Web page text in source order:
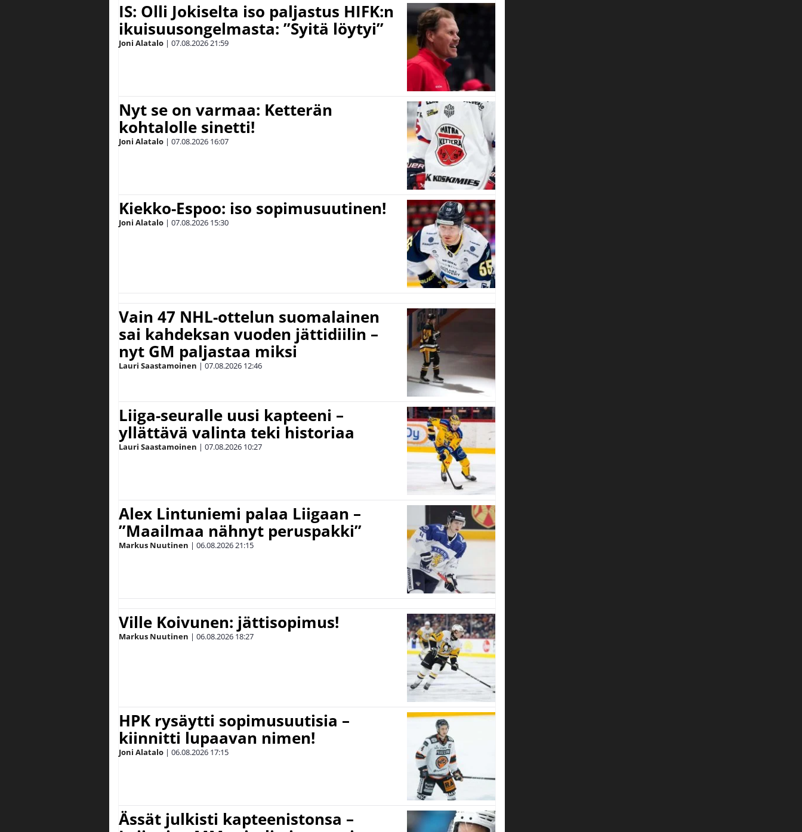
IS: Olli Jokiselta iso paljastus HIFK:n
ikuisuusongelmasta: ”Syitä löytyi”
Joni Alatalo | 07.08.202621:59
Nyt se on varmaa: Ketterän
kohtalolle sinetti!
Joni Alatalo | 07.08.2026 16:07
Kiekko-Espoo: iso sopimusuutinen!
Joni Alatalo | 07.08.2026 15:30
Vain 47 NHL-ottelun suomalainen
sai kahdeksan vuoden jättidiilin –
nyt GM paljastaa miksi
Lauri Saastamoinen | 07.08.2026 12:46
Liiga-seuralle uusi kapteeni –
yllättävä valinta teki historiaa
Lauri Saastamoinen | 07.08.2026 10:27
Alex Lintuniemi palaa Liigaan –
”Maailmaa nähnyt peruspakki”
Markus Nuutinen | 06.08.202621:15
Ville Koivunen: jättisopimus!
Markus Nuutinen | 06.08.2026 18:27
HPK rysäytti sopimusuutisia –
kiinnitti lupaavan nimen!
Joni Alatalo | 06.08.2026 17:15
Ässät julkisti kapteenistonsa –